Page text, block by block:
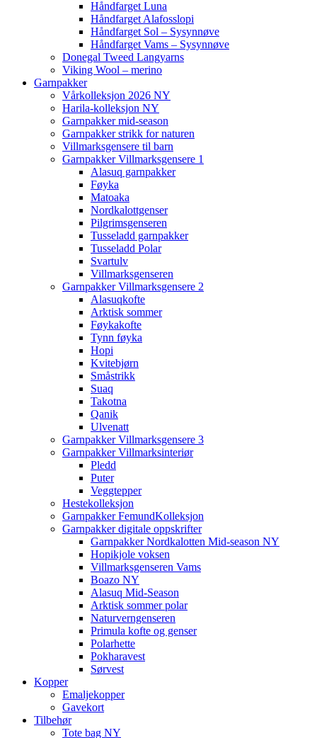
Håndfarget Luna
Håndfarget Alafosslopi
Håndfarget Sol – Sysynnøve
Håndfarget Vams – Sysynnøve
Donegal Tweed Langyarns
Viking Wool – merino
Garnpakker
Vårkolleksjon 2026 NY
Harila-kolleksjon NY
Garnpakker mid-season
Garnpakker strikk for naturen
Villmarksgensere til barn
Garnpakker Villmarksgensere 1
Alasuq garnpakker
Føyka
Matoaka
Nordkalottgenser
Pilgrimsgenseren
Tusseladd garnpakker
Tusseladd Polar
Svartulv
Villmarksgenseren
Garnpakker Villmarksgensere 2
Alasuqkofte
Arktisk sommer
Føykakofte
Tynn føyka
Hopi
Kvitebjørn
Småstrikk
Suaq
Takotna
Qanik
Ulvenatt
Garnpakker Villmarksgensere 3
Garnpakker Villmarksinteriør
Pledd
Puter
Veggtepper
Hestekolleksjon
Garnpakker FemundKolleksjon
Garnpakker digitale oppskrifter
Garnpakker Nordkalotten Mid-season NY
Hopikjole voksen
Villmarksgenseren Vams
Boazo NY
Alasuq Mid-Season
Arktisk sommer polar
Naturverngenseren
Primula kofte og genser
Polarhette
Pokharavest
Sørvest
Kopper
Emaljekopper
Gavekort
Tilbehør
Tote bag NY